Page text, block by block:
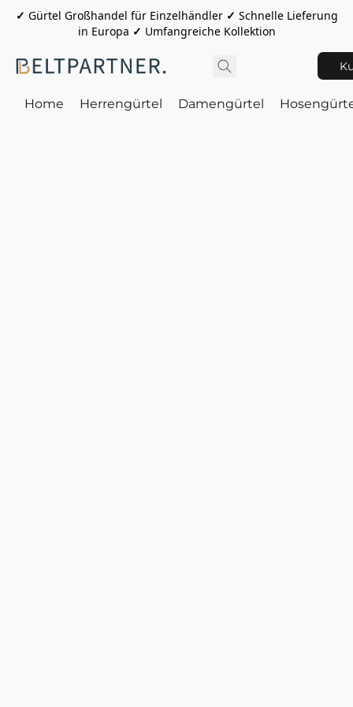
✓ Gürtel Großhandel für Einzelhändler ✓ Schnelle Lieferung
in Europa ✓ Umfangreiche Kollektion
Home Herrengürtel Damengürtel